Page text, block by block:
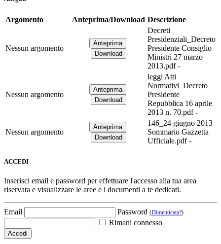
Argomento Anteprima/Download Descrizione
Nessun argomento
Decreti
Presidenziali_Decreto
Presidente Consiglio
Ministri 27 marzo
2013.pdf -
Nessun argomento
leggi Atti
Normativi_Decreto
Presidente
Repubblica 16 aprile
2013 n. 70.pdf -
Nessun argomento
146_24 giugno 2013
Sommario Gazzetta
Ufficiale.pdf -
ACCEDI
Inserisci email e password per effettuare l'accesso alla tua area
riservata e visualizzare le aree e i documenti a te dedicati.
Email Password (Dimenticata?)
Rimani connesso